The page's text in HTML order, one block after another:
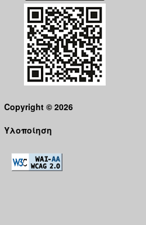
Copyright © 2026
Υλοποίηση